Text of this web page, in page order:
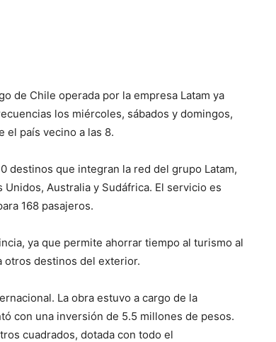
de Chile operada por la empresa Latam ya
los miércoles, sábados y domingos,
el país vecino a las 8.
destinos que integran la red del grupo Latam,
Australia y Sudáfrica. El servicio es
168 pasajeros.
ya que permite ahorrar tiempo al turismo al
otros destinos del exterior.
La obra estuvo a cargo de la
con una inversión de 5.5 millones de pesos.
cuadrados, dotada con todo el